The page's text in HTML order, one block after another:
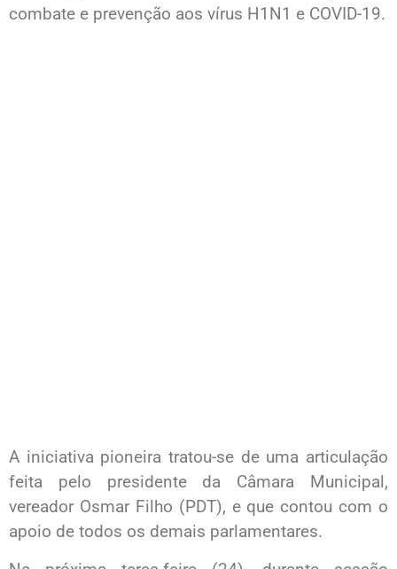
combate e prevenção aos vírus H1N1 e COVID-19.
A iniciativa pioneira tratou-se de uma articulação
feita pelo presidente da Câmara Municipal,
vereador Osmar Filho (PDT), e que contou com o
apoio de todos os demais parlamentares.